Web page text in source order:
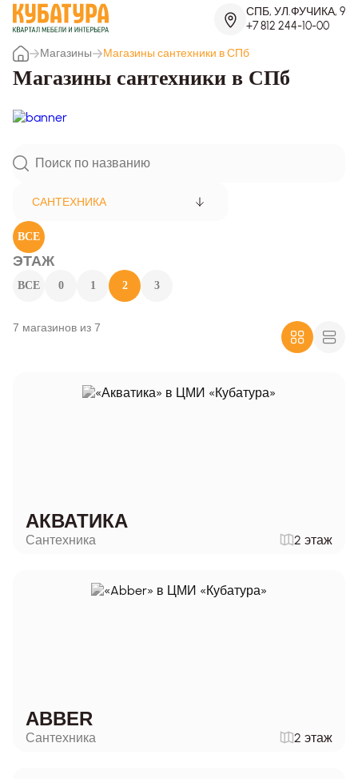
СПБ, УЛ.ФУЧИКА, 9
+7 812 244-10-00
Магазины
Магазины сантехники в СПб
Магазины сантехники в СПб
САНТЕХНИКА
ВСЕ
ЭТАЖ
ВСЕ 0 1 2 3
7 магазинов из 7
АКВАТИКА
Сантехника 2 этаж
ABBER
Сантехника 2 этаж